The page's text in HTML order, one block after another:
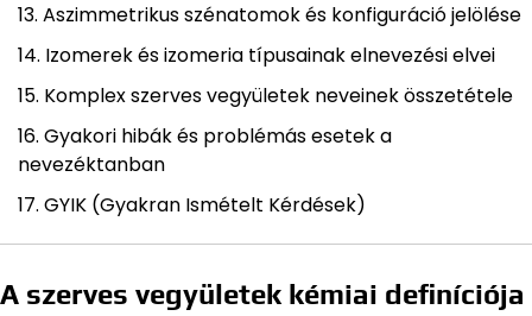
Aszimmetrikus szénatomok és konfiguráció jelölése
Izomerek és izomeria típusainak elnevezési elvei
Komplex szerves vegyületek neveinek összetétele
Gyakori hibák és problémás esetek a
nevezéktanban
GYIK (Gyakran Ismételt Kérdések)
A szerves vegyületek kémiai definíciója